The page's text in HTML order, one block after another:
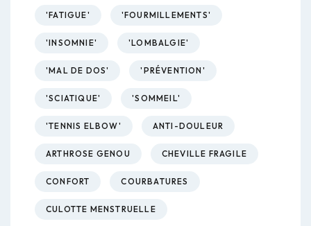
'FATIGUE' 'FOURMILLEMENTS'
'INSOMNIE' 'LOMBALGIE'
'MAL DE DOS' 'PRÉVENTION'
'SCIATIQUE' 'SOMMEIL'
'TENNIS ELBOW' ANTI-DOULEUR
ARTHROSE GENOU CHEVILLE FRAGILE
CONFORT COURBATURES
CULOTTE MENSTRUELLE